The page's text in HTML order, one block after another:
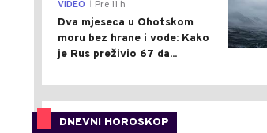
VIDEO Pre 11 h
Dva mjeseca u Ohotskom
moru bez hrane i vode: Kako
je Rus preživio 67 da...
DNEVNI HOROSKOP